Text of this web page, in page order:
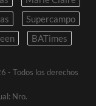
Supercampo
BATimes
- Todos los derechos
Nro.